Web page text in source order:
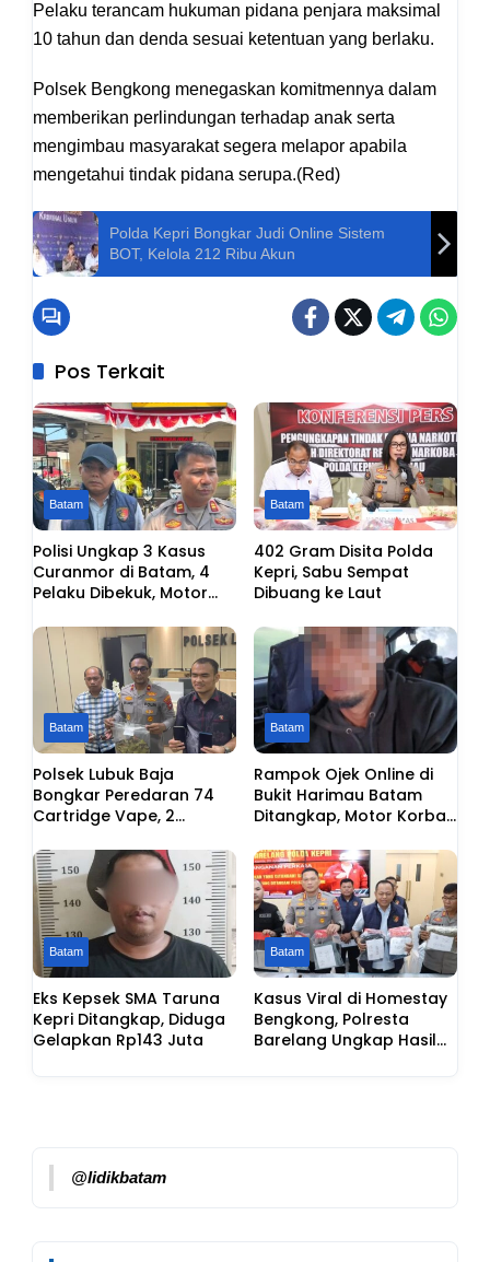
Pelaku terancam hukuman pidana penjara maksimal
10 tahun dan denda sesuai ketentuan yang berlaku.
Polsek Bengkong menegaskan komitmennya dalam
memberikan perlindungan terhadap anak serta
mengimbau masyarakat segera melapor apabila
mengetahui tindak pidana serupa.(Red)
Polda Kepri Bongkar Judi Online Sistem
BOT, Kelola 212 Ribu Akun
Pos Terkait
Batam
Polisi Ungkap 3 Kasus
Curanmor di Batam, 4
Pelaku Dibekuk, Motor
Batam
402 Gram Disita Polda
Kepri, Sabu Sempat
Dibuang ke Laut
Batam
Polsek Lubuk Baja
Bongkar Peredaran 74
Cartridge Vape, 2
Batam
Rampok Ojek Online di
Bukit Harimau Batam
Ditangkap, Motor Korban
Batam
Eks Kepsek SMA Taruna
Kepri Ditangkap, Diduga
Gelapkan Rp143 Juta
Batam
Kasus Viral di Homestay
Bengkong, Polresta
Barelang Ungkap Hasil
@lidikbatam